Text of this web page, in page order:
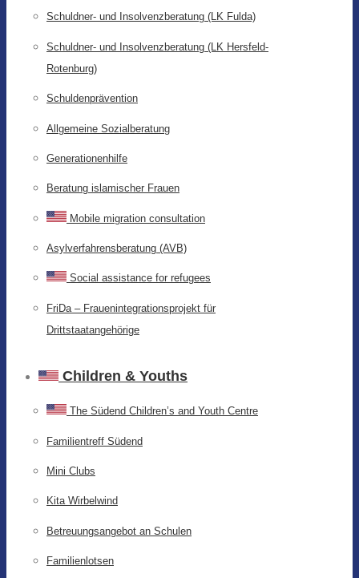
Schuldner- und Insolvenzberatung (LK Fulda)
Schuldner- und Insolvenzberatung (LK Hersfeld-
Rotenburg)
Schuldenprävention
Allgemeine Sozialberatung
Generationenhilfe
Beratung islamischer Frauen
Mobile migration consultation
Asylverfahrensberatung (AVB)
Social assistance for refugees
FriDa – Frauenintegrationsprojekt für
Drittstaatangehörige
Children & Youths
The Südend Children’s and Youth Centre
Familientreff Südend
Mini Clubs
Kita Wirbelwind
Betreuungsangebot an Schulen
Familienlotsen